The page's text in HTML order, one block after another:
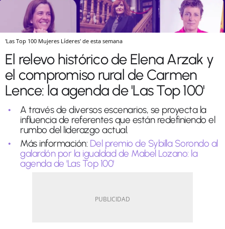
'Las Top 100 Mujeres Líderes' de esta semana
El relevo histórico de Elena Arzak y
el compromiso rural de Carmen
Lence: la agenda de 'Las Top 100'
A través de diversos escenarios, se proyecta la
influencia de referentes que están redefiniendo el
rumbo del liderazgo actual.
Más información: Del premio de Sybilla Sorondo al
galardón por la igualdad de Mabel Lozano: la
agenda de 'Las Top 100'